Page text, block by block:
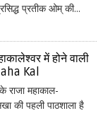
प्रतीक ओम् की...
में होने वाली
Kal
महाकाल-
की पहली पाठशाला है